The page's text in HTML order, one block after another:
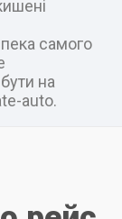
самого
на
auto.